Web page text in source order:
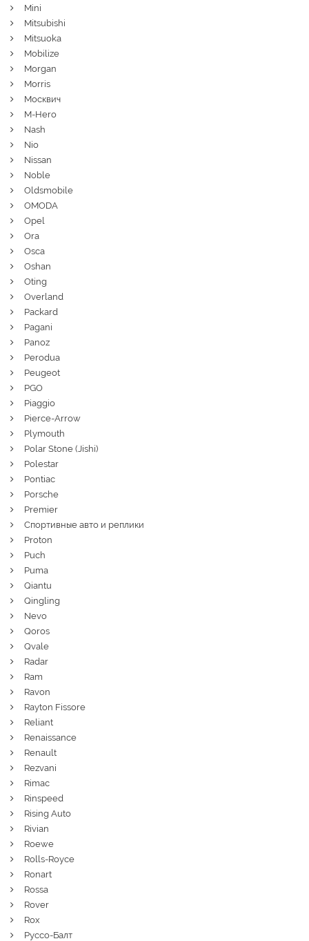
Mini
Mitsubishi
Mitsuoka
Mobilize
Morgan
Morris
Москвич
M-Hero
Nash
Nio
Nissan
Noble
Oldsmobile
OMODA
Opel
Ora
Osca
Oshan
Oting
Overland
Packard
Pagani
Panoz
Perodua
Peugeot
PGO
Piaggio
Pierce-Arrow
Plymouth
Polar Stone (Jishi)
Polestar
Pontiac
Porsche
Premier
Спортивные авто и реплики
Proton
Puch
Puma
Qiantu
Qingling
Nevo
Qoros
Qvale
Radar
Ram
Ravon
Rayton Fissore
Reliant
Renaissance
Renault
Rezvani
Rimac
Rinspeed
Rising Auto
Rivian
Roewe
Rolls-Royce
Ronart
Rossa
Rover
Rox
Руссо-Балт